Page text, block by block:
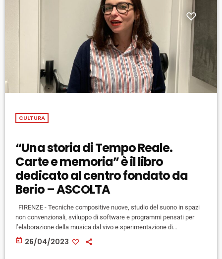
CULTURA
“Una storia di Tempo Reale.
Carte e memoria” è il libro
dedicato al centro fondato da
Berio – ASCOLTA
FIRENZE - Tecniche compositive nuove, studio del suono in spazi
non convenzionali, sviluppo di software e programmi pensati per
l’elaborazione della musica dal vivo e sperimentazione di
allestimenti “immersivi” dove ambiente ed opere interagiscono fra
loro e con gli ascoltatori. Questo e molto altro è stato ed è Tempo
today 26/04/2023